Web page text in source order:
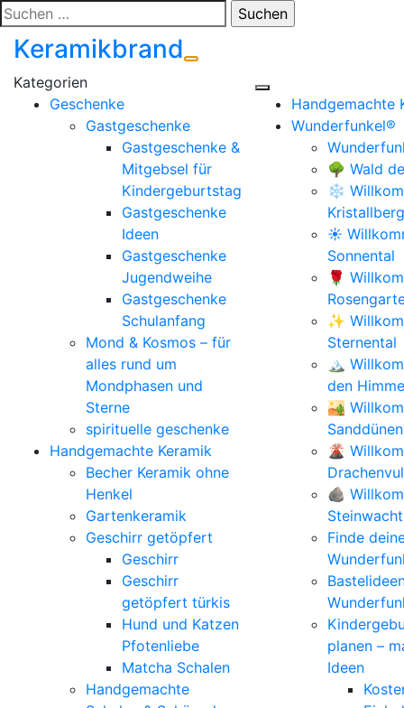
Zum
Inhalt
springen
Suchen
nach:
Keramikbrand
Geschenke
Gastgeschenke
Gastgeschenke &
Mitgebsel für
Kindergeburtstag
Gastgeschenke
Ideen
Gastgeschenke
Jugendweihe
Gastgeschenke
Schulanfang
Mond & Kosmos – für
alles rund um
Mondphasen und
Sterne
spirituelle geschenke
Handgemachte Keramik
Becher Keramik ohne
Henkel
Gartenkeramik
Geschirr getöpfert
Geschirr
Geschirr
getöpfert türkis
Hund und Katzen
Pfotenliebe
Matcha Schalen
Handgemachte
Handgemachte
Wunderfunkel®
🌳 Wald
❄️
☀️
Sonnental
🌹
✨
Sternental
🏔️
den
🏜️
Sanddünen
🌋
🪨
Steinwacht
Finde
planen –
Ideen